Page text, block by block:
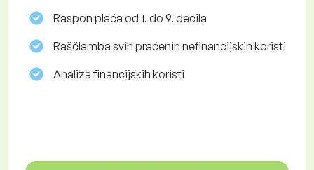
Raspon plaća od 1. do 9. decila
Raščlamba svih praćenih nefinancijskih koristi
Analiza financijskih koristi